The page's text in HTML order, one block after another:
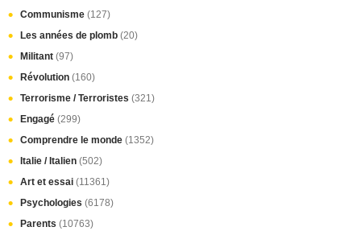
Communisme (127)
Les années de plomb (20)
Militant (97)
Révolution (160)
Terrorisme / Terroristes (321)
Engagé (299)
Comprendre le monde (1352)
Italie / Italien (502)
Art et essai (11361)
Psychologies (6178)
Parents (10763)